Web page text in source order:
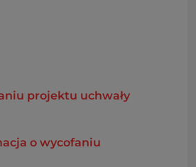
projektu uchwały
o wycofaniu